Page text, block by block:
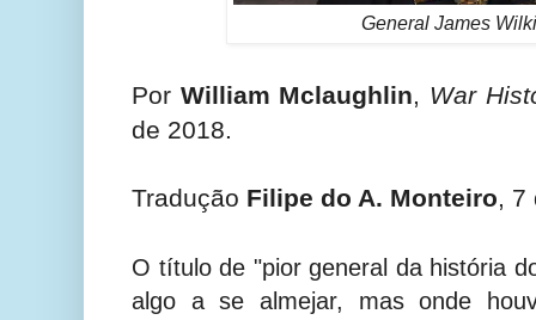
General James
Por William Mclaughlin, War
de 2018.
Tradução Filipe do A. Monteiro, 7
O título de "pior general da história
algo a se almejar, mas onde